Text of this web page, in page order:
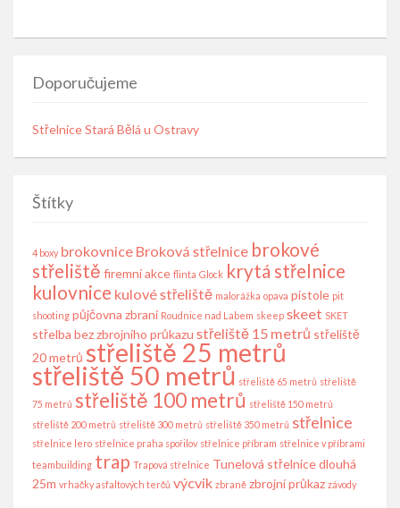
Doporučujeme
Střelnice Stará Bělá u Ostravy
Štítky
4 boxy brokovnice Broková střelnice brokové
střeliště firemní akce flinta Glock krytá střelnice
kulovnice kulové střeliště malorážka opava pistole pit
shooting půjčovna zbraní Roudnice nad Labem skeep skeet SKET
střelba bez zbrojního průkazu střeliště 15 metrů střeliště
20 metrů střeliště 25 metrů
střeliště 50 metrů střeliště 65 metrů střeliště
75 metrů střeliště 100 metrů střeliště 150 metrů
střeliště 200 metrů střeliště 300 metrů střeliště 350 metrů střelnice
střelnice lero střelnice praha spořilov střelnice příbram střelnice v příbrami
teambuilding trap Trapová střelnice Tunelová střelnice dlouhá
25m vrhačky asfaltových terčů výcvik zbraně zbrojní průkaz závody